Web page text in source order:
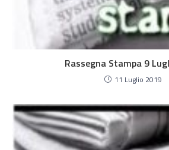
Rassegna Stampa 9
11 Luglio 2019